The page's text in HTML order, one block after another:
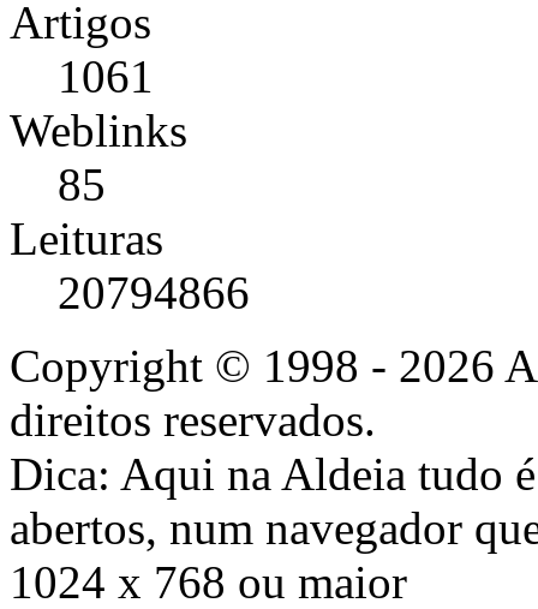
Artigos
1061
Weblinks
85
Leituras
20794866
Copyright © 1998 - 2026
direitos reservados.
Dica: Aqui na Aldeia tudo
abertos, num navegador
1024 x 768 ou maior